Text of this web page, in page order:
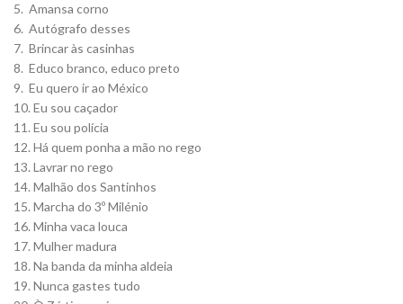
5. Amansa corno
6. Autógrafo desses
7. Brincar às casinhas
8. Educo branco, educo preto
9. Eu quero ir ao México
10. Eu sou caçador
11. Eu sou polícia
12. Há quem ponha a mão no rego
13. Lavrar no rego
14. Malhão dos Santinhos
15. Marcha do 3º Milénio
16. Minha vaca louca
17. Mulher madura
18. Na banda da minha aldeia
19. Nunca gastes tudo